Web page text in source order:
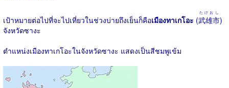
เป้าหมายต่อไปที่จะไปเที่ยวในช่วงบ่ายถึงเย็นก็คือเมืองทาเกโอะ (武雄市
たけおし
)
จังหวัดซางะ
ตำแหน่งเมืองทาเกโอะในจังหวัดซางะ แสดงเป็นสีชมพูเข้ม